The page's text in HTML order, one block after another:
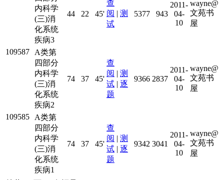
内科学
(三)消
化系统
疾病3
44 22 45'
查
阅 | 测
试
5377 943
2011-
04-
10
wayne@
文苑书
屋
109587
A类第
四部分
内科学
(三)消
化系统
疾病2
74 37 45'
查
阅 | 测
试 | 逐
题
9366 2837
2011-
04-
10
wayne@
文苑书
屋
109585
A类第
四部分
内科学
(三)消
化系统
疾病1
74 37 45'
查
阅 | 测
试 | 逐
题
9342 3041
2011-
04-
10
wayne@
文苑书
屋